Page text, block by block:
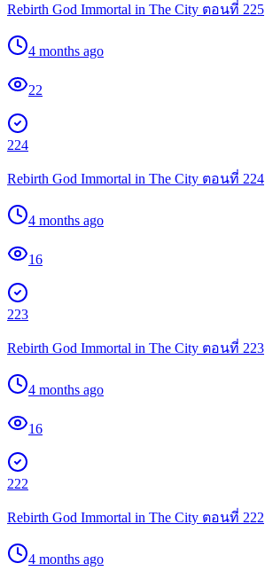
Rebirth God Immortal in The City ตอนที่ 225
4 months ago
22
224
Rebirth God Immortal in The City ตอนที่ 224
4 months ago
16
223
Rebirth God Immortal in The City ตอนที่ 223
4 months ago
16
222
Rebirth God Immortal in The City ตอนที่ 222
4 months ago